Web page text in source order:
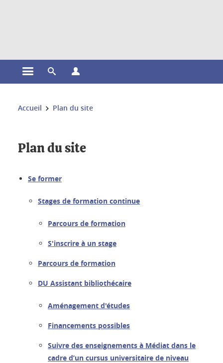
Ouvrir le menu principal
Ouvrir le moteur de recherche
Vous êtes ici :
Accueil Plan du site
Plan du site
Se former
Stages de formation continue
Parcours de formation
S'inscrire à un stage
Parcours de formation
DU Assistant bibliothécaire
Aménagement d'études
Financements possibles
Suivre des enseignements à Médiat dans le
cadre d’un cursus universitaire de niveau